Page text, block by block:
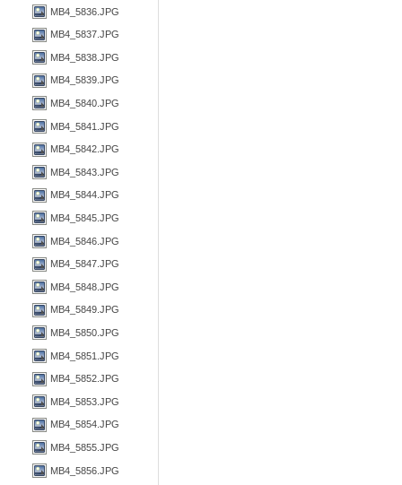
MB4_5836.JPG
MB4_5837.JPG
MB4_5838.JPG
MB4_5839.JPG
MB4_5840.JPG
MB4_5841.JPG
MB4_5842.JPG
MB4_5843.JPG
MB4_5844.JPG
MB4_5845.JPG
MB4_5846.JPG
MB4_5847.JPG
MB4_5848.JPG
MB4_5849.JPG
MB4_5850.JPG
MB4_5851.JPG
MB4_5852.JPG
MB4_5853.JPG
MB4_5854.JPG
MB4_5855.JPG
MB4_5856.JPG